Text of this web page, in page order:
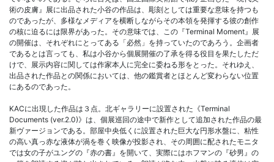
術の皮膚』展に出品された小谷の作品は、彫刻としては重要な意味を持つも
のであったが、多様なメディアを横断しながらその本領を発揮する彼の創作
の核に迫るには限界があった。その意味では、この『Terminal Moment』展
の開催は、それぞれにとってある「必然」を持っていたのであろう。企画者
であるとは言っても、私は小谷から個展開催の了承を得る役目を果たしただ
けで、展示内容に関しては作家本人に完全に委ねる形をとった。それゆえ、
出品された作品との関係においては、他の鑑賞者とほとんど変わらない位置
にあるのであった。
KACに出現した作品は３点。北ギャラリーに設置された《Terminal
Documents (ver.2.0)》は、個展巡回の途中で新作として追加された作品の最
新ヴァージョンである。部屋中央低くに設置された巨大な円形水盤に、粘性
の高い真っ赤な液体が渦を巻く映像が投影され、その周囲に配されたモニタ
では女の子がユングの『赤の書』を開いて、実際にはホフマンの『砂男』の